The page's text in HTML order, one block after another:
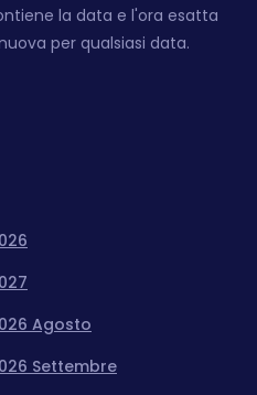
la data e l'ora esatta
per qualsiasi data.
Agosto
Settembre